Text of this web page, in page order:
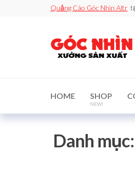
Quảng Cáo Góc Nhìn Altr
HOME SHOP
NEW!
Danh mục: